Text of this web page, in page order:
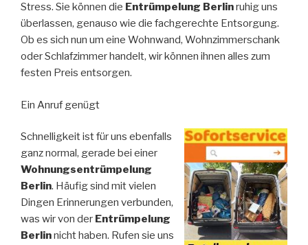
Stress. Sie können die Entrümpelung Berlinruhig uns
überlassen, genauso wie die fachgerechte Entsorgung.
Ob es sich nun um eine Wohnwand, Wohnzimmerschank
oder Schlafzimmer handelt, wir können ihnen alles zum
festen Preis entsorgen.
Ein Anruf genügt
Schnelligkeit ist für uns ebenfalls
ganz normal, gerade bei einer
Wohnungsentrümpelung
Berlin. Häufig sind mit vielen
Dingen Erinnerungen verbunden,
was wir von der Entrümpelung
Berlinnicht haben. Rufen sie uns